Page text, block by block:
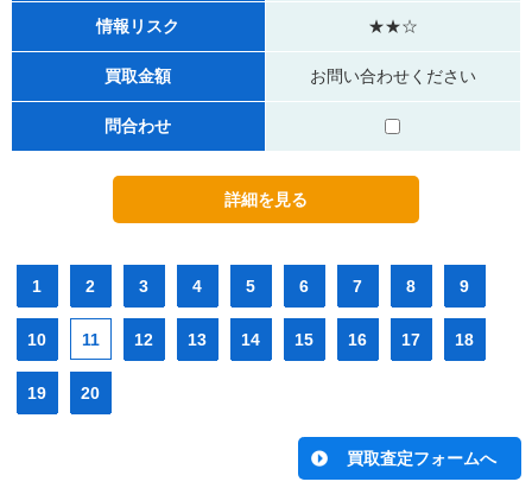
情報リスク ★★☆
買取金額 お問い合わせください
問合わせ
1 2 3 4 5 6 7 8 9
10 11 12 13 14 15 16 17 18
19 20